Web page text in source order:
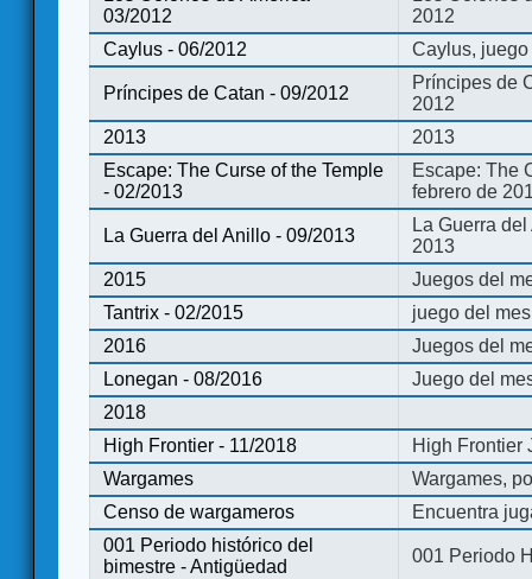
03/2012
2012
Caylus - 06/2012
Caylus,
Príncipes de Catan - 09/2012
Príncipes de
2012
2013
2013
Escape: The Curse of the Temple
- 02/2013
Escape: The
febrero de
La Guerra del Anillo - 09/2013
La Guerra
2013
2015
Juegos del
Tantrix - 02/2015
juego del
2016
Juegos del
Lonegan - 08/2016
Juego del
2018
High Frontier - 11/2018
High Frontier
Wargames
Wargames,
Censo de wargameros
Encuentra
001 Periodo histórico del
bimestre - Antigüedad
001 Periodo